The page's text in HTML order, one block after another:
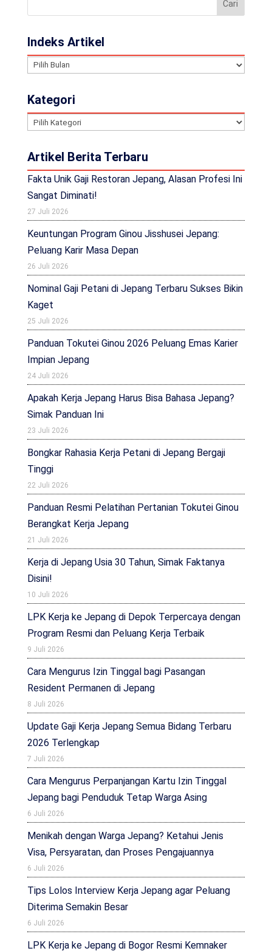
Indeks Artikel
Indeks
Kategori
Kategori
Artikel Berita Terbaru
Fakta Unik Gaji Restoran Jepang, Alasan Profesi Ini
Sangat Diminati!
27 Juli 2026
Keuntungan Program Ginou Jisshusei Jepang:
Peluang Karir Masa Depan
26 Juli 2026
Nominal Gaji Petani di Jepang Terbaru Sukses Bikin
Kaget
25 Juli 2026
Panduan Tokutei Ginou 2026 Peluang Emas Karier
Impian Jepang
24 Juli 2026
Apakah Kerja Jepang Harus Bisa Bahasa Jepang?
Simak Panduan Ini
23 Juli 2026
Bongkar Rahasia Kerja Petani di Jepang Bergaji
Tinggi
22 Juli 2026
Panduan Resmi Pelatihan Pertanian Tokutei Ginou
Berangkat Kerja Jepang
21 Juli 2026
Kerja di Jepang Usia 30 Tahun, Simak Faktanya
Disini!
10 Juli 2026
LPK Kerja ke Jepang di Depok Terpercaya dengan
Program Resmi dan Peluang Kerja Terbaik
9 Juli 2026
Cara Mengurus Izin Tinggal bagi Pasangan
Resident Permanen di Jepang
8 Juli 2026
Update Gaji Kerja Jepang Semua Bidang Terbaru
2026 Terlengkap
7 Juli 2026
Cara Mengurus Perpanjangan Kartu Izin Tinggal
Jepang bagi Penduduk Tetap Warga Asing
6 Juli 2026
Menikah dengan Warga Jepang? Ketahui Jenis
Visa, Persyaratan, dan Proses Pengajuannya
6 Juli 2026
Tips Lolos Interview Kerja Jepang agar Peluang
Diterima Semakin Besar
6 Juli 2026
LPK Kerja ke Jepang di Bogor Resmi Kemnaker